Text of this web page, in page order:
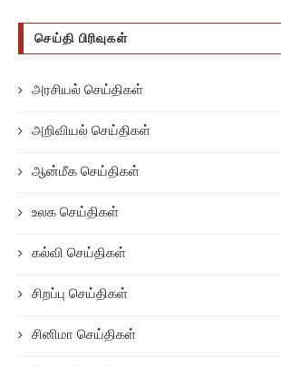
செய்தி பிரிவுகள்
அரசியல் செய்திகள்
அறிவியல் செய்திகள்
ஆன்மீக செய்திகள்
உலக செய்திகள்
கல்வி செய்திகள்
சிறப்பு செய்திகள்
சினிமா செய்திகள்